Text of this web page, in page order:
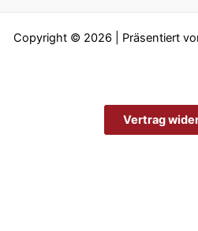
Copyright © 2026 | Präsentiert
Vertrag